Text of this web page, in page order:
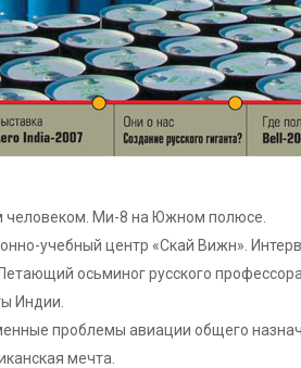
человеком. Ми-8 на Южном полюсе.
учебный центр «Скай Вижн».
осьминог русского профессора.
Индии.
проблемы авиации общего
мечта.